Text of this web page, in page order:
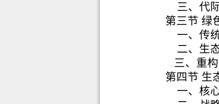
三、代
第三节 绿
一、传
二、生
三、重
第四节 生
一、核